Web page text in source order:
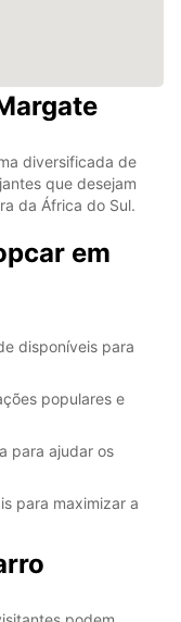
diversificada de
que desejam
da África do Sul.
em
disponíveis para
populares e
para ajudar os
para maximizar a